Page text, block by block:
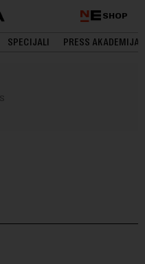
SHOP
SPECIJALI PRESS AKADEMIJA